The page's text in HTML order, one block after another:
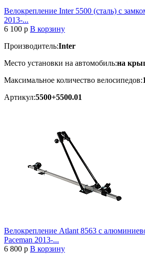
Велокрепление Inter 5500 (сталь) с
2013-...
6 100 p В корзину
Производитель:Inter
Место установки на автомобиль:на
Максимальное количество велосипедов:1
Артикул:5500+5500.01
Велокрепление Atlant 8563 с
Paceman 2013-...
6 800 p В корзину